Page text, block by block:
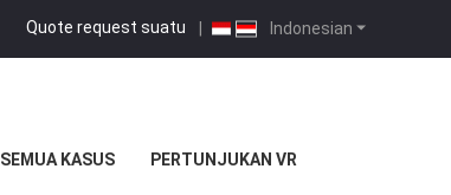
Indonesian
Quote request suatu |
SEMUA KASUS PERTUNJUKAN VR